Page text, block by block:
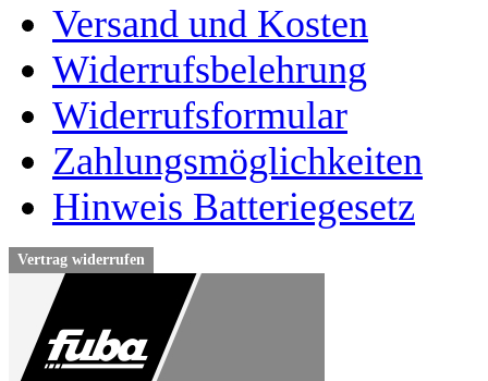
Versand und Kosten
Widerrufsbelehrung
Widerrufsformular
Zahlungsmöglichkeiten
Hinweis Batteriegesetz
Vertrag widerrufen